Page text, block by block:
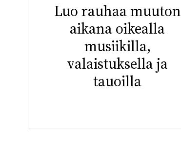
Luo rauhaa muuton
aikana oikealla
musiikilla,
valaistuksella ja
tauoilla